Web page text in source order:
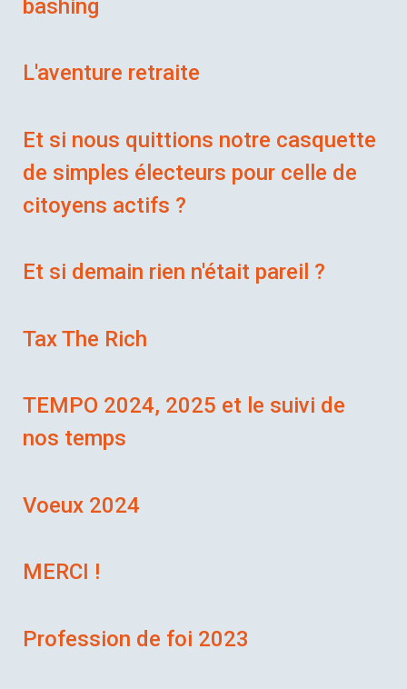
bashing
L'aventure retraite
Et si nous quittions notre casquette
de simples électeurs pour celle de
citoyens actifs ?
Et si demain rien n'était pareil ?
Tax The Rich
TEMPO 2024, 2025 et le suivi de
nos temps
Voeux 2024
MERCI !
Profession de foi 2023